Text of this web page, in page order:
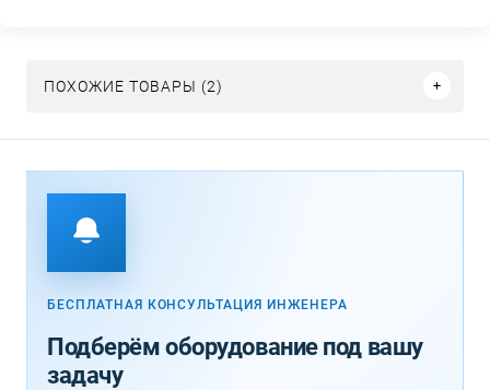
ПОХОЖИЕ ТОВАРЫ (2)
БЕСПЛАТНАЯ КОНСУЛЬТАЦИЯ ИНЖЕНЕРА
Подберём оборудование под вашу
задачу